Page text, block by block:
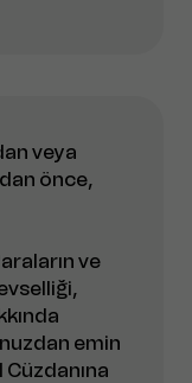
veya
önce,
ve
emin
Cüzdanına